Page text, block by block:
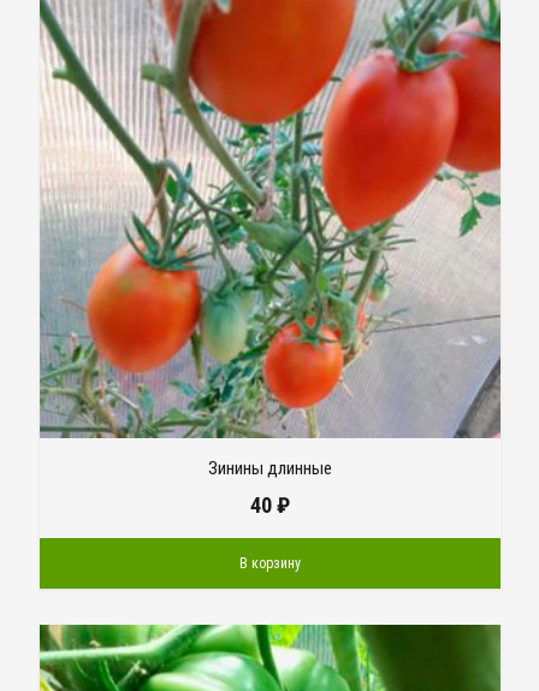
Зинины длинные
40₽
В корзину